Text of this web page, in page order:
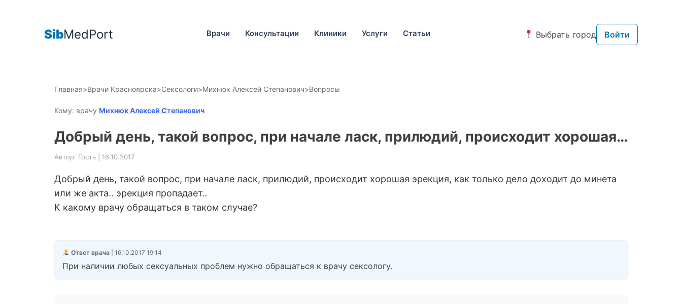
SibMedPort Врачи Консультации Клиники Услуги Статьи Выбрать город Войти
Главная>Врачи Красноярска>Сексологи>Михнюк Алексей Степанович>Вопросы
Кому: врачу Михнюк Алексей Степанович
Добрый день, такой вопрос, при начале ласк, прилюдий, происходит хорошая…
Автор: Гость | 16.10.2017
Добрый день, такой вопрос, при начале ласк, прилюдий, происходит хорошая эрекция, как только дело доходит до минета
или же акта.. эрекция пропадает..
К какому врачу обращаться в таком случае?
Ответ врача| 16.10.2017 19:14
При наличии любых сексуальных проблем нужно обращаться к врачу сексологу.